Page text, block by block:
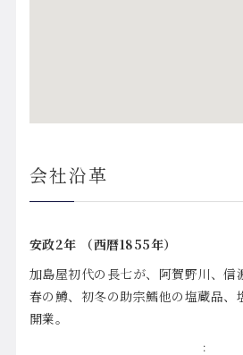
会社沿革
安政2年 （西暦1855年）
加島屋初代の長七が、阿賀野川、信
春の鱒、初冬の助宗鱈他の塩蔵品、
開業。